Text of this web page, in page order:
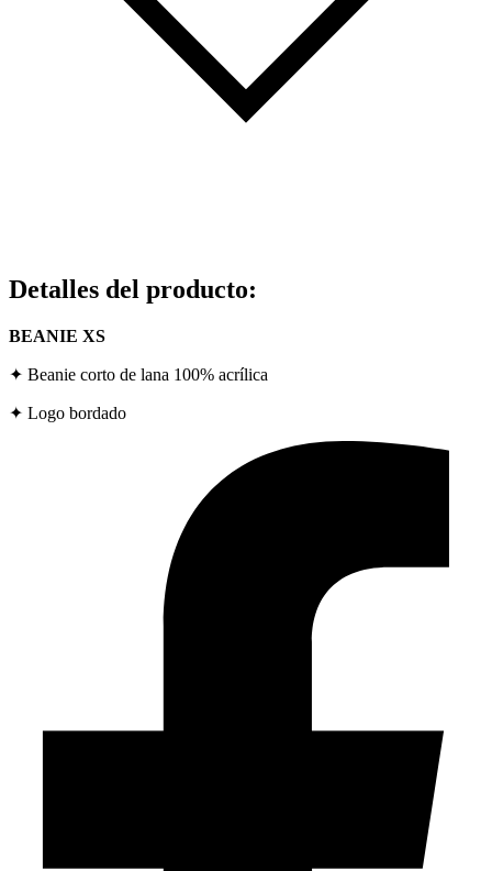
Detalles del producto:
BEANIE XS
✦ Beanie corto de lana 100% acrílica
✦ Logo bordado